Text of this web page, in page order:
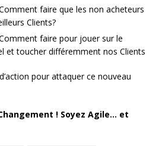
faire que les non acheteurs
Clients?
faire pour jouer sur le
et toucher différemment nos Clients
pour attaquer ce nouveau
! Soyez Agile… et